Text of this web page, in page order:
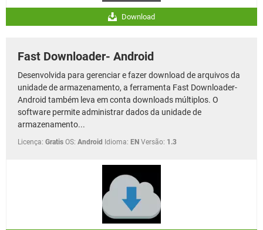
Download
Fast Downloader- Android
Desenvolvida para gerenciar e fazer download de arquivos da
unidade de armazenamento, a ferramenta Fast Downloader-
Android também leva em conta downloads múltiplos. O
software permite administrar dados da unidade de
armazenamento...
Licença: Gratis OS: Android Idioma: EN Versão: 1.3